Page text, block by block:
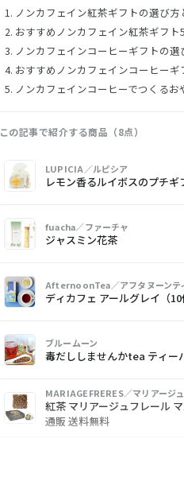
ノンカフェイン紅茶ギフトの選び方
おすすめノンカフェイン紅茶ギフト
ノンカフェインコーヒーギフトの選
おすすめノンカフェインコーヒーギ
ノンカフェインコーヒーでつくるお
この記事で紹介する商品（8点）
像品入
LUPICIA／ルピシア
レモン香るルイボスのプチギ
fuacha／ファーチャ
ジャスミン花茶
AfternoonTea／アフタヌーンテ
ディカフェ アールグレイ（10
ブルームーン
毒だししませんかtea ティー
MARIAGEFRERES／マリアージ
紅茶 マリアージュフレール
通販 送料無料